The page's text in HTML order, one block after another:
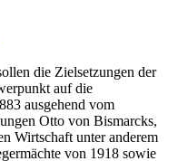
die Zielsetzungen der
auf die
ausgehend vom
Otto von Bismarcks,
Wirtschaft unter anderem
von 1918 sowie